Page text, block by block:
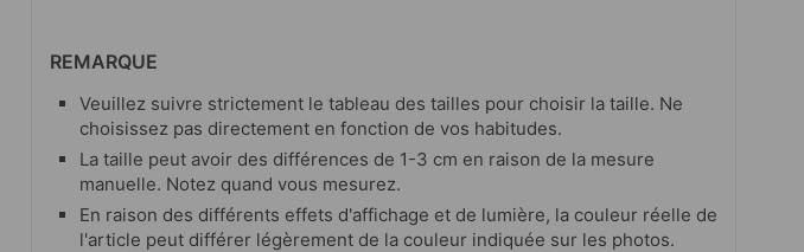
REMARQUE
Veuillez suivre strictement le tableau des tailles pour choisir la taille. Ne
choisissez pas directement en fonction de vos habitudes.
La taille peut avoir des différences de 1-3 cm en raison de la mesure
manuelle. Notez quand vous mesurez.
En raison des différents effets d'affichage et de lumière, la couleur réelle de
l'article peut différer légèrement de la couleur indiquée sur les photos.